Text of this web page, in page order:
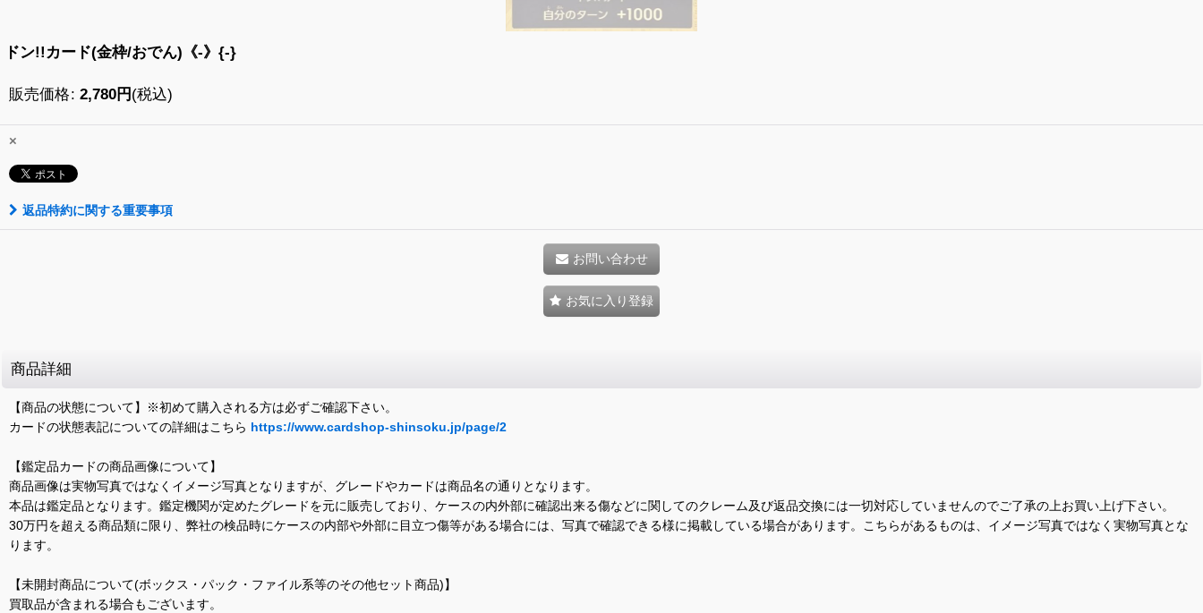
ドン!!カード(金枠/おでん)《-》{-}
販売価格: 2,780円 (税込)
×
返品特約に関する重要事項
お問い合わせ
お気に入り登録
商品詳細
【商品の状態について】※初めて購入される方は必ずご確認下さい。
カードの状態表記についての詳細はこちら https://www.cardshop-shinsoku.jp/page/2
【鑑定品カードの商品画像について】
商品画像は実物写真ではなくイメージ写真となりますが、グレードやカードは商品名の通りとなります。
本品は鑑定品となります。鑑定機関が定めたグレードを元に販売しており、ケースの内外部に確認出来る傷などに関してのクレーム及び返品交換には一切対応していませんのでご了承の上お買い上げ下さい。
30万円を超える商品類に限り、弊社の検品時にケースの内部や外部に目立つ傷等がある場合には、写真で確認できる様に掲載している場合があります。こちらがあるものは、イメージ写真ではなく実物写真とな
ります。
【未開封商品について(ボックス・パック・ファイル系等のその他セット商品)】
買取品が含まれる場合もございます。